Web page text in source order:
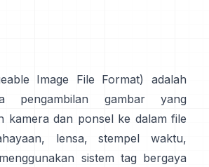
Image File Format) adalah
pengambilan gambar yang
kamera dan ponsel ke dalam file
lensa, stempel waktu,
sistem tag bergaya